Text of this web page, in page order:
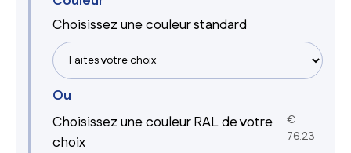
Choisissez une couleur standard
Ou
Choisissez une couleur RAL de votre
choix
€
76.23